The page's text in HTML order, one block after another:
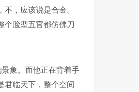
，应该说是合金。
个脸型五官都仿佛刀
象。而他正在背着手
君临天下，整个空间